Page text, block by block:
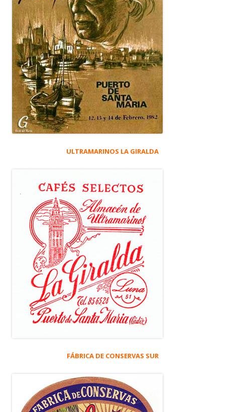
ULTRAMARINOS LA GIRALDA
FÁBRICA DE CONSERVAS SUR